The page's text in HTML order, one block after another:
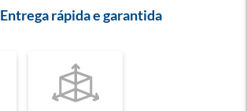
Entrega rápida e garantida